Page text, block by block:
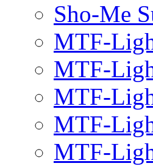
Sho-Me
MTF-
MTF-
MTF-
MTF-
MTF-